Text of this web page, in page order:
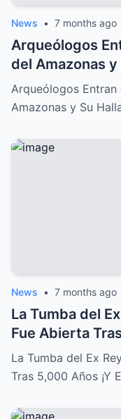
News • 7 months ago
Arqueólogos
del Amazonas
Todo
Arqueólogos Entran
Amazonas y Su
News • 7 months ago
La Tumba del
Fue Abierta
Conmocionó al
La Tumba del Ex
Tras 5,000 Años ¡Y